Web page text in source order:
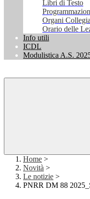
Libri di Testo
Organi
Orario delle
Info utili
ICDL
Modulistica A.S.
Home >
Novità >
Le notizie >
PNRR DM 88